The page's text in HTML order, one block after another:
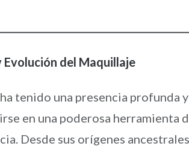
Evolución del Maquillaje
tenido una presencia profunda y
en una poderosa herramienta
Desde sus orígenes ancestrales